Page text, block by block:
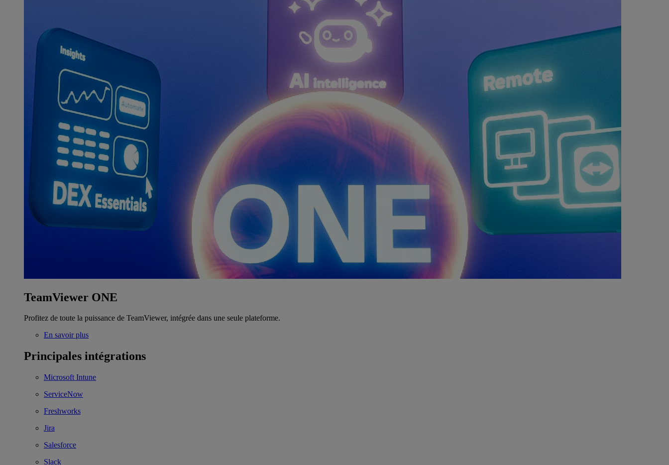
TeamViewer ONE
Profitez de toute la puissance de TeamViewer, intégrée dans une seule plateforme.
En savoir plus
Principales intégrations
Microsoft Intune
ServiceNow
Freshworks
Jira
Salesforce
Slack